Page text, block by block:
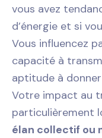
vous avez
d’énergie et si
Vous influencez
capacité à
aptitude à
Votre impact au
particulièrement
élan collectif ou